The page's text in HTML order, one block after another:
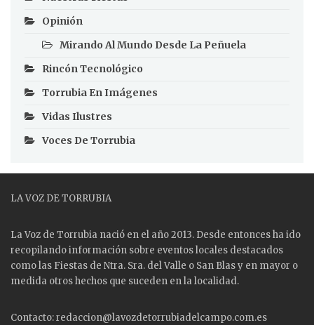
Opinión
Mirando Al Mundo Desde La Peñuela
Rincón Tecnológico
Torrubia En Imágenes
Vidas Ilustres
Voces De Torrubia
LA VOZ DE TORRUBIA
La Voz de Torrubia nació en el año 2013. Desde entonces ha ido
recopilando información sobre eventos locales destacados
como las Fiestas de Ntra. Sra. del Valle o San Blas y en mayor o
medida otros hechos que suceden en la localidad.
Contacto: redaccion@lavozdetorrubiadelcampo.com.es